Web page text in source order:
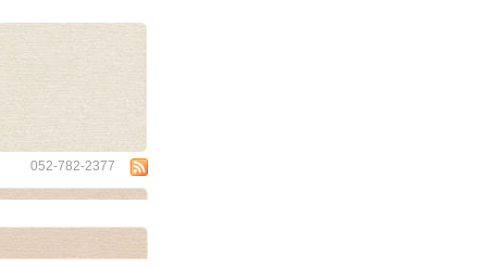
052-782-2377